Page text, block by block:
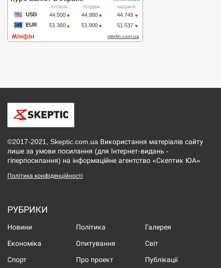
©2017-2021, Skeptic.com.ua Використання матеріалів сайту
лише за умови посилання (для Інтернет-видань -
гіперпосилання) на інформаційне агентство «Скептик ЮА»
Політика конфіденційності
РУБРИКИ
Новини Політика Галерея
Економіка Опитування Світ
Спорт Про проект Публікації